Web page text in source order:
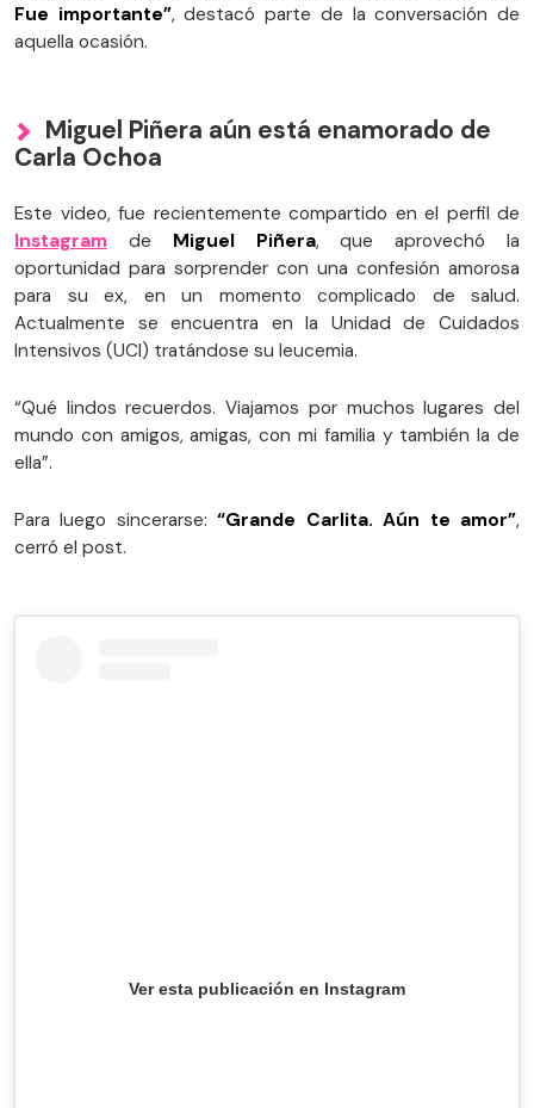
Fue importante”, destacó parte de la conversación de
aquella ocasión.
Miguel Piñera aún está enamorado de
Carla Ochoa
Este video, fue recientemente compartido en el perfil de
Instagram de Miguel Piñera, que aprovechó la
oportunidad para sorprender con una confesión amorosa
para su ex, en un momento complicado de salud.
Actualmente se encuentra en la Unidad de Cuidados
Intensivos (UCI) tratándose su leucemia.
“Qué lindos recuerdos. Viajamos por muchos lugares del
mundo con amigos, amigas, con mi familia y también la de
ella”.
Para luego sincerarse:“Grande Carlita. Aún te amor”,
cerró el post.
Ver esta publicación en Instagram